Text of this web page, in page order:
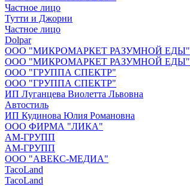
Частное лицо
Тутти и Джорни
Частное лицо
Dolpar
ООО "МИКРОМАРКЕТ РАЗУМНОЙ ЕДЫ"
ООО "МИКРОМАРКЕТ РАЗУМНОЙ ЕДЫ"
ООО "ГРУППА СПЕКТР"
ООО "ГРУППА СПЕКТР"
ИП Луганцева Виолетта Львовна
Автостиль
ИП Кудинова Юлия Романовна
ООО ФИРМА "ЛИКА"
АМ-ГРУПП
АМ-ГРУПП
ООО "АВЕКС-МЕДИА"
TacoLand
TacoLand